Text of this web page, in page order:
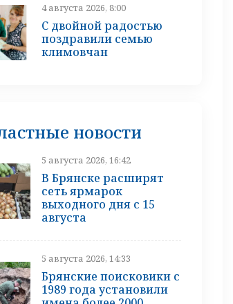
4 августа 2026, 8:00
С двойной радостью
поздравили семью
климовчан
новости
5 августа 2026, 16:42
В Брянске расширят
сеть ярмарок
выходного дня с 15
августа
5 августа 2026, 14:33
Брянские поисковики с
1989 года установили